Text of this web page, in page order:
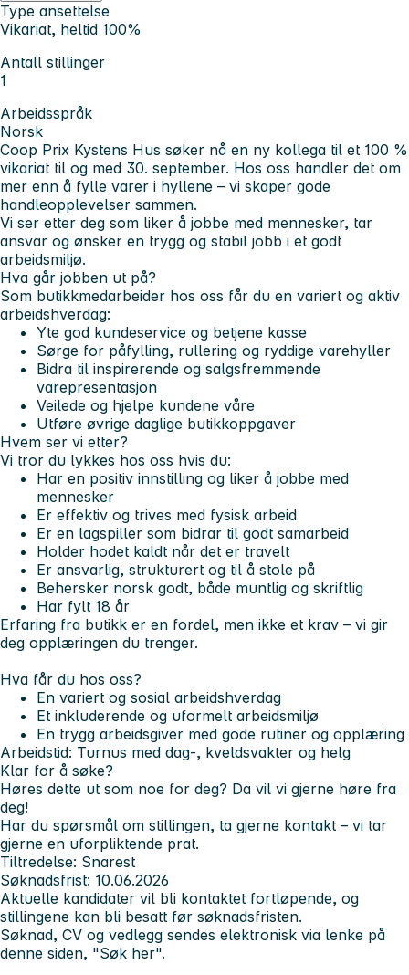
Type ansettelse
Vikariat, heltid 100%
Antall stillinger
1
Arbeidsspråk
Norsk
Coop Prix Kystens Hus søker nå en ny kollega til et 100 %
vikariat til og med 30. september. Hos oss handler det om
mer enn å fylle varer i hyllene – vi skaper gode
handleopplevelser sammen.
Vi ser etter deg som liker å jobbe med mennesker, tar
ansvar og ønsker en trygg og stabil jobb i et godt
arbeidsmiljø.
Hva går jobben ut på?
Som butikkmedarbeider hos oss får du en variert og aktiv
arbeidshverdag:
Yte god kundeservice og betjene kasse
Sørge for påfylling, rullering og ryddige varehyller
Bidra til inspirerende og salgsfremmende
varepresentasjon
Veilede og hjelpe kundene våre
Utføre øvrige daglige butikkoppgaver
Hvem ser vi etter?
Vi tror du lykkes hos oss hvis du:
Har en positiv innstilling og liker å jobbe med
mennesker
Er effektiv og trives med fysisk arbeid
Er en lagspiller som bidrar til godt samarbeid
Holder hodet kaldt når det er travelt
Er ansvarlig, strukturert og til å stole på
Behersker norsk godt, både muntlig og skriftlig
Har fylt 18 år
Erfaring fra butikk er en fordel, men ikke et krav – vi gir
deg opplæringen du trenger.
Hva får du hos oss?
En variert og sosial arbeidshverdag
Et inkluderende og uformelt arbeidsmiljø
En trygg arbeidsgiver med gode rutiner og opplæring
Arbeidstid: Turnus med dag-, kveldsvakter og helg
Klar for å søke?
Høres dette ut som noe for deg? Da vil vi gjerne høre fra
deg!
Har du spørsmål om stillingen, ta gjerne kontakt – vi tar
gjerne en uforpliktende prat.
Tiltredelse: Snarest
Søknadsfrist: 10.06.2026
Aktuelle kandidater vil bli kontaktet fortløpende, og
stillingene kan bli besatt før søknadsfristen.
Søknad, CV og vedlegg sendes elektronisk via lenke på
denne siden, "Søk her".